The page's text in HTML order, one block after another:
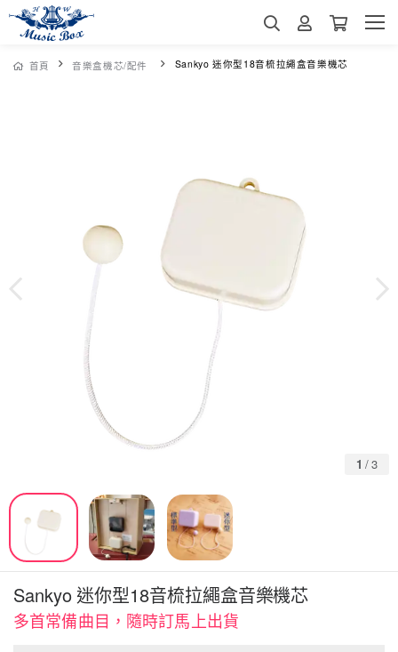
首頁 音樂盒機芯/配件 Sankyo 迷你型18音梳拉繩盒音樂機芯
1 /3
Sankyo 迷你型18音梳拉繩盒音樂機芯
多首常備曲目，隨時訂馬上出貨